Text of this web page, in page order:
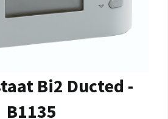
Bi2 Ducted -
B1135